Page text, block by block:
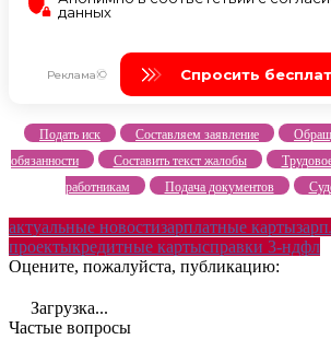
Подать иск Составляем заявление
обязанности
Составить текст жалобы
работникам
Подача документов
актуальные новостизарплатные карты
проектыкредитные картысправки 3-ндфл
Оцените, пожалуйста, публикацию:
Загрузка...
Частые вопросы